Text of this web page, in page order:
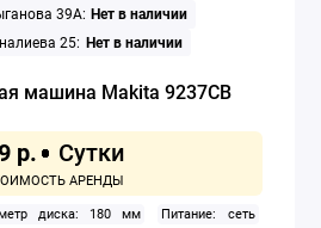
39А: Нет в наличии
25: Нет в наличии
машина Makita 9237CB
р.
диска: 180 мм
Питание: сеть